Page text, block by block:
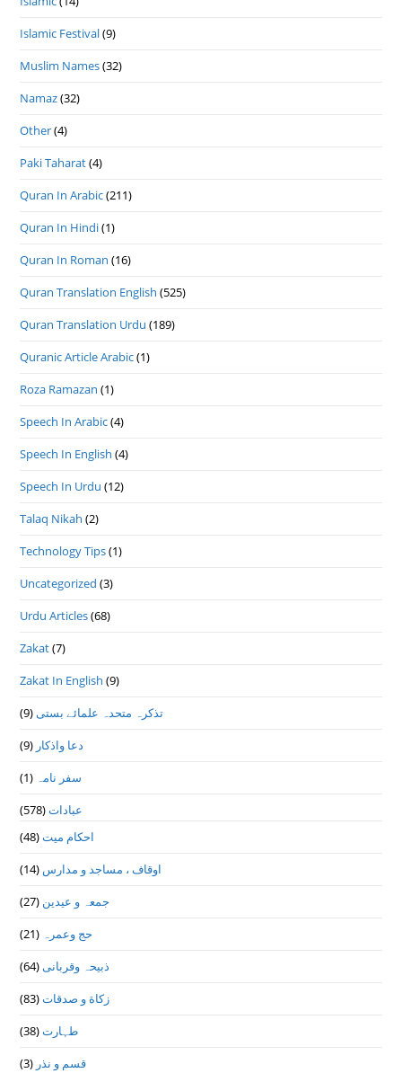
Islamic Festival(9)
Muslim Names(32)
Namaz(32)
Other(4)
Paki Taharat(4)
Quran In Arabic(211)
Quran In Hindi(1)
Quran In Roman (16)
Quran Translation English (525)
Quran Translation Urdu (189)
Quranic Article Arabic(1)
Roza Ramazan (1)
Speech In Arabic(4)
Speech In English (4)
Speech In Urdu (12)
Talaq Nikah (2)
Technology Tips(1)
Uncategorized (3)
Urdu Articles(68)
Zakat(7)
Zakat In English (9)
تذكرہ متحدہ علمائے بستى(9)
دعا واذكار (9)
سفر نامہ (1)
عبادات(578)
احکام میت(48)
اوقاف ، مساجد و مدارس (14)
جمعہ و عیدین (27)
حج وعمرہ (21)
ذبیحہ وقربانی(64)
زکاة و صدقات(83)
طہارت(38)
قسم و نذر (3)